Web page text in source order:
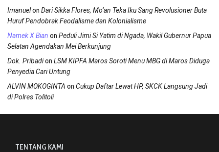
Imanuelon Dari Sikka Flores, Mo’an Teka Iku Sang Revolusioner Buta
Huruf Pendobrak Feodalisme dan Kolonialisme
Namek X Bian on Peduli Jimi Si Yatim di Ngada, Wakil Gubernur Papua
Selatan Agendakan Mei Berkunjung
Dok. Pribadion LSM KIPFA Maros Soroti Menu MBG di Maros Diduga
Penyedia Cari Untung
ALVIN MOKOGINTA on Cukup Daftar Lewat HP, SKCK Langsung Jadi
di Polres Tolitoli
TENTANG KAMI